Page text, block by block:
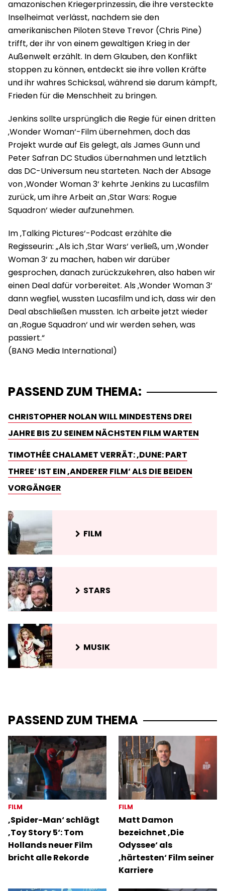
amazonischen Kriegerprinzessin, die ihre versteckte
Inselheimat verlässt, nachdem sie den
amerikanischen Piloten Steve Trevor (Chris Pine)
trifft, der ihr von einem gewaltigen Krieg in der
Außenwelt erzählt. In dem Glauben, den Konflikt
stoppen zu können, entdeckt sie ihre vollen Kräfte
und ihr wahres Schicksal, während sie darum kämpft,
Frieden für die Menschheit zu bringen.
Jenkins sollte ursprünglich die Regie für einen dritten
‚Wonder Woman‘-Film übernehmen, doch das
Projekt wurde auf Eis gelegt, als James Gunn und
Peter Safran DC Studios übernahmen und letztlich
das DC-Universum neu starteten. Nach der Absage
von ‚Wonder Woman 3‘ kehrte Jenkins zu Lucasfilm
zurück, um ihre Arbeit an ‚Star Wars: Rogue
Squadron‘ wieder aufzunehmen.
Im ‚Talking Pictures‘-Podcast erzählte die
Regisseurin: „Als ich ‚Star Wars‘ verließ, um ‚Wonder
Woman 3‘ zu machen, haben wir darüber
gesprochen, danach zurückzukehren, also haben wir
einen Deal dafür vorbereitet. Als ‚Wonder Woman 3‘
dann wegfiel, wussten Lucasfilm und ich, dass wir den
Deal abschließen mussten. Ich arbeite jetzt wieder
an ‚Rogue Squadron‘ und wir werden sehen, was
passiert.“
PASSEND ZUM THEMA:
CHRISTOPHER NOLAN WILL MINDESTENS DREI
JAHRE BIS ZU SEINEM NÄCHSTEN FILM WARTEN
TIMOTHÉE CHALAMET VERRÄT: ‚DUNE: PART
THREE‘ IST EIN ‚ANDERER FILM‘ ALS DIE BEIDEN
VORGÄNGER
FILM
STARS
MUSIK
PASSEND ZUM THEMA
FILM
‚Spider-Man‘ schlägt
‚Toy Story 5‘: Tom
Hollands neuer Film
bricht alle Rekorde
FILM
Matt Damon
bezeichnet ‚Die
Odyssee‘ als
‚härtesten‘ Film seiner
Karriere